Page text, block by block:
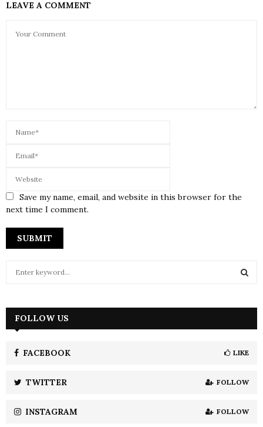
LEAVE A COMMENT
Save my name, email, and website in this browser for the
next time I comment.
h
H
FOLLOW US
FACEBOOK LIKE
TWITTER FOLLOW
INSTAGRAM FOLLOW